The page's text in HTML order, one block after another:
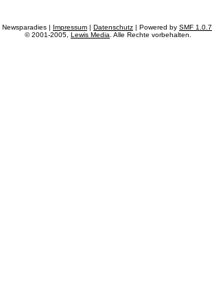
Newsparadies | Impressum | Datenschutz | Powered by SMF 1.0.7
© 2001-2005, Lewis Media . Alle Rechte vorbehalten.